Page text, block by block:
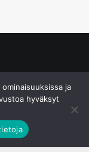
ja
hyväksyt